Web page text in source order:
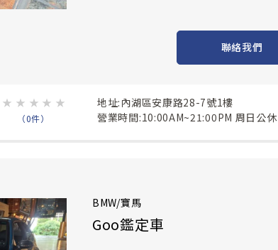
聯絡我們
★ ★ ★ ★ ★
（0件）
地址:內湖區安康路28-7號1樓
營業時間:10:00AM~21:00PM 周日公休
BMW/寶馬
Goo鑑定車